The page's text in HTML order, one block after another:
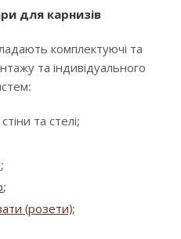
для карнизів
комплектуючі та
та індивідуального
та стелі;
;
;
(розети);